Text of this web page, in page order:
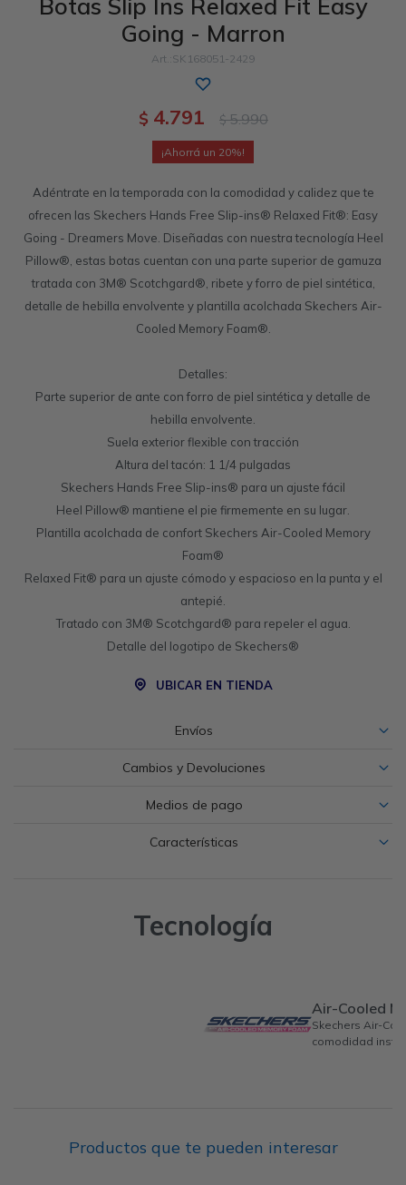
Botas Slip Ins Relaxed Fit Easy
Going - Marron
SK168051-2429
$ 4.791 $5.990
20
Adéntrate en la temporada con la comodidad y calidez que te
ofrecen las Skechers Hands Free Slip-ins® Relaxed Fit®: Easy
Going - Dreamers Move. Diseñadas con nuestra tecnología Heel
Pillow®, estas botas cuentan con una parte superior de gamuza
tratada con 3M® Scotchgard®, ribete y forro de piel sintética,
detalle de hebilla envolvente y plantilla acolchada Skechers Air-
Cooled Memory Foam®.
Detalles:
Parte superior de ante con forro de piel sintética y detalle de
hebilla envolvente.
Suela exterior flexible con tracción
Altura del tacón: 1 1/4 pulgadas
Skechers Hands Free Slip-ins® para un ajuste fácil
Heel Pillow® mantiene el pie firmemente en su lugar.
Plantilla acolchada de confort Skechers Air-Cooled Memory
Foam®
Relaxed Fit® para un ajuste cómodo y espacioso en la punta y el
antepié.
Tratado con 3M® Scotchgard® para repeler el agua.
Detalle del logotipo de Skechers®
UBICAR EN TIENDA
Envíos
Cambios y Devoluciones
Medios de pago
Características
Tecnología
Air-Cooled
Skechers Air-
comodidad
Productos que te pueden interesar
Work & Safety